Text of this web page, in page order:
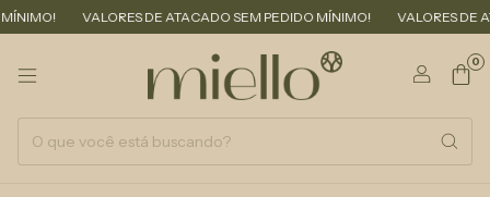
VALORES DE ATACADO SEM PEDIDO MÍNIMO! VALORES DE
0